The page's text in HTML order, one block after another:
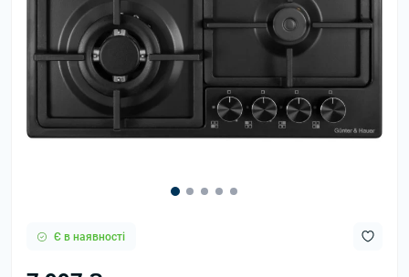
Є в наявності